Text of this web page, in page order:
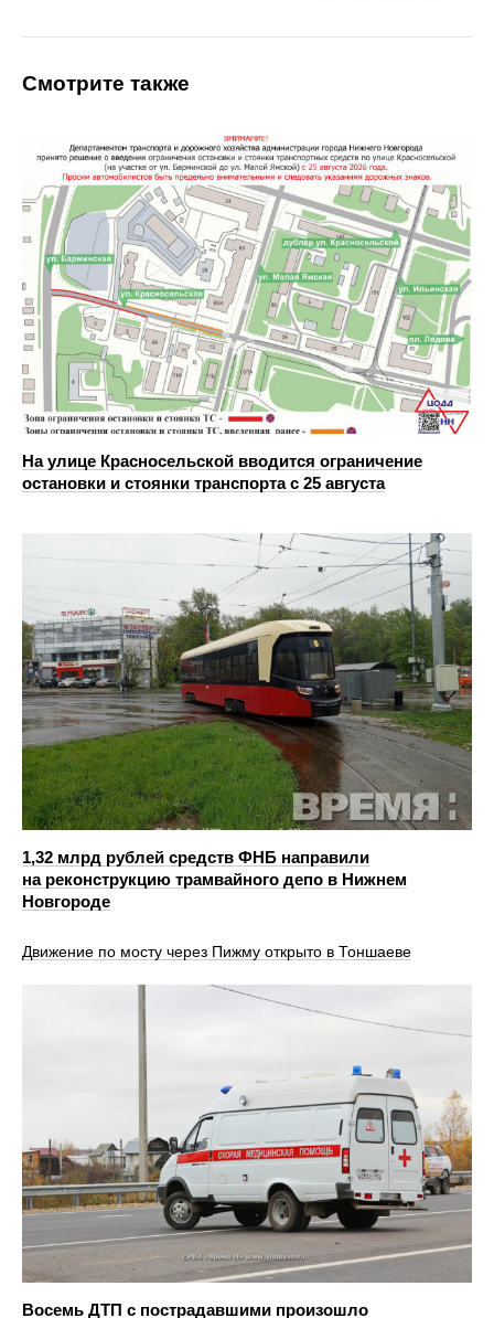
Смотрите также
На улице Красносельской вводится ограничение
остановки и стоянки транспорта с 25 августа
1,32 млрд рублей средств ФНБ направили
на реконструкцию трамвайного депо в Нижнем
Новгороде
Движение по мосту через Пижму открыто в Тоншаеве
Восемь ДТП с пострадавшими произошло